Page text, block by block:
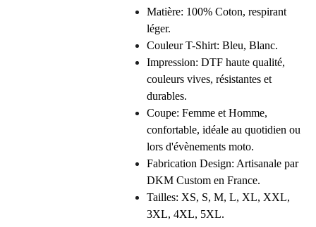
Matière: 100% Coton, respirant
léger.
Couleur T-Shirt: Bleu, Blanc.
Impression: DTF haute qualité,
couleurs vives, résistantes et
durables.
Coupe: Femme et Homme,
confortable, idéale au quotidien ou
lors d'évènements moto.
Fabrication Design: Artisanale par
DKM Custom en France.
Tailles: XS, S, M, L, XL, XXL,
3XL, 4XL, 5XL.